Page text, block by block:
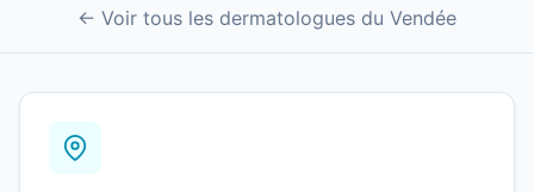
← Voir tous les dermatologues du Vendée